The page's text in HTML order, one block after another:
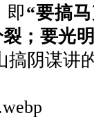
即“要搞
；要光
搞阴谋讲